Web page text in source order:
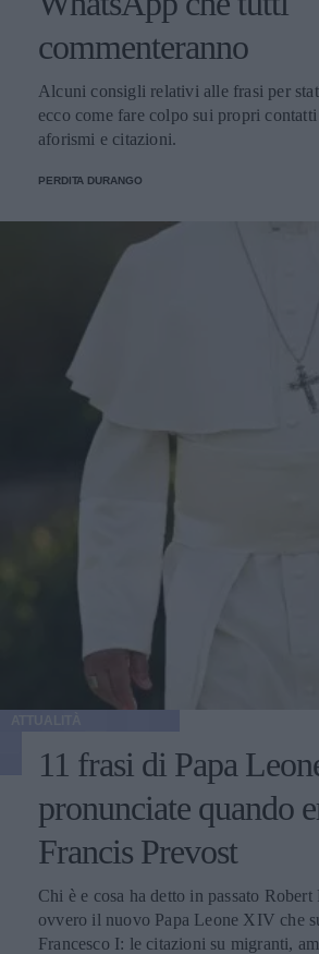
commenteranno
Alcuni consigli relativi alle frasi per
ecco come fare colpo sui propri
aforismi e citazioni.
PERDITA DURANGO
11 frasi di Papa
pronunciate quando
Francis Prevost
Chi è e cosa ha detto in passato Robert
ovvero il nuovo Papa Leone XIV che
Francesco I: le citazioni su migranti,